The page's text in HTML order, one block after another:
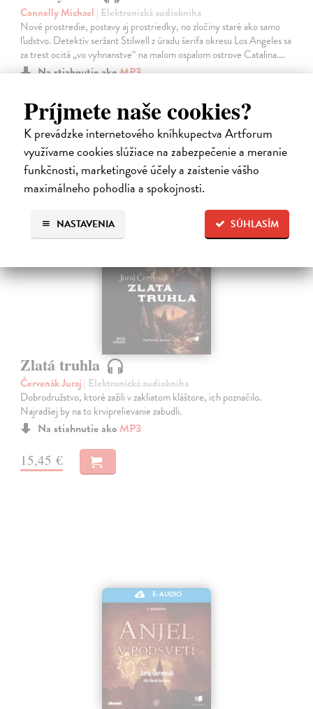
Príjmete naše cookies?
K prevádzke internetového kníhkupectva Artforum
využívame cookies slúžiace na zabezpečenie a meranie
funkčnosti, marketingové účely a zaistenie vášho
maximálneho pohodlia a spokojnosti.
SÚHLASÍM
NASTAVENIA
Connelly Michael | Elektronická audiokniha
Nové prostredie, postavy aj prostriedky, no zločiny staré ako samo
ľudstvo. Detektív seržant Stilwell z úradu šerifa okresu Los Angeles sa
za trest ocitá „vo vyhnanstve“ na malom ospalom ostrove Catalina.…
Na stiahnutie akoMP3
14,95 €
Zlatá truhla
Červenák Juraj | Elektronická audiokniha
Dobrodružstvo, ktoré zažili v zakliatom kláštore, ich poznačilo.
Najradšej by na to krviprelievanie zabudli.
Na stiahnutie ako MP3
15,45 €
E-AUDIO